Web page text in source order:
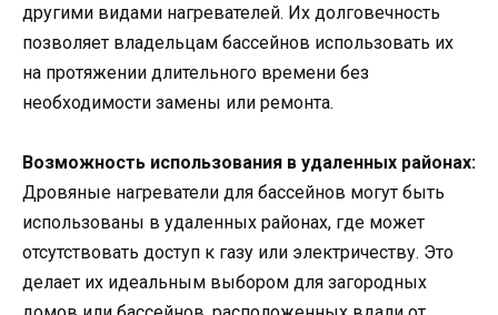
другими видами нагревателей. Их долговечность
позволяет владельцам бассейнов использовать их
на протяжении длительного времени без
необходимости замены или ремонта.
Возможность использования в удаленных районах:
Дровяные нагреватели для бассейнов могут быть
использованы в удаленных районах, где может
отсутствовать доступ к газу или электричеству. Это
делает их идеальным выбором для загородных